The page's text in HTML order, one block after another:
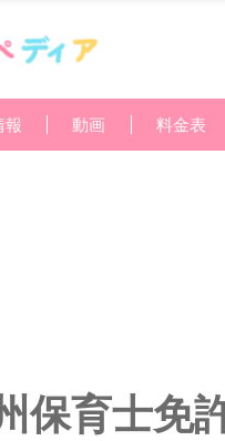
報 動画 料金表
保育士免